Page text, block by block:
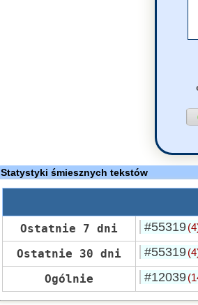
Statystyki śmiesznych tekstów
Ostatnie 7 dni
#55319
Ostatnie 30 dni #55319
Ogólnie #12039